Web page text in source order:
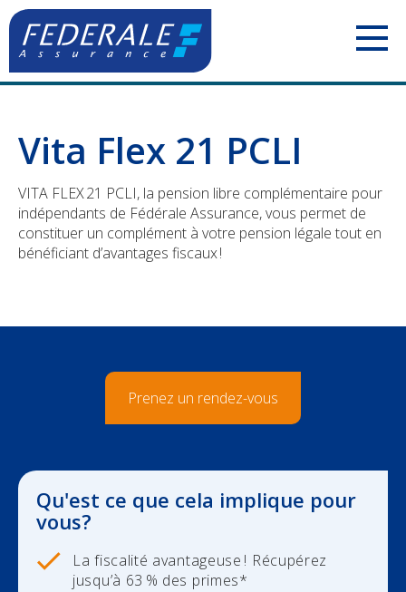
Votre mobilité
Votre habitation
Votre famille
Check-up Assurances
INDÉPENDANTS
Vos véhicules
Votre responsabilité
Votre pension
Check-up Assurances
ENTREPRISES
Votre personnel
Dirigeant d'entreprise
Vos finances
Check-up Assurances
CONSTRUCTION
Votre responsabilité
Dirigeant d'entreprise
Vos chantiers
Vos finances
Vita Flex 21 PCLI
VITA FLEX 21 PCLI, la pension libre complémentaire pour
indépendants de Fédérale Assurance, vous permet de
constituer un complément à votre pension légale tout en
bénéficiant d’avantages fiscaux !
Prenez un rendez-vous
Qu'est ce que cela implique pour
vous?
La fiscalité avantageuse ! Récupérez
jusqu’à 63 % des primes*